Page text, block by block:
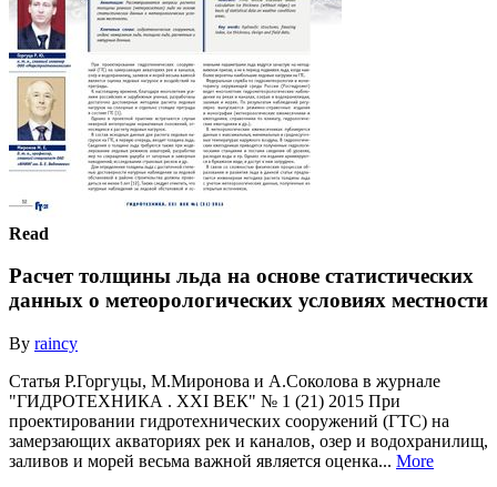
Read
Расчет толщины льда на основе статистических
данных о метеорологических условиях местности
By raincy
Статья Р.Горгуцы, М.Миронова и А.Соколова в журнале
"ГИДРОТЕХНИКА . XXI ВЕК" № 1 (21) 2015 При
проектировании гидротехнических сооружений (ГТС) на
замерзающих акваториях рек и каналов, озер и водохранилищ,
заливов и морей весьма важной является оценка... More